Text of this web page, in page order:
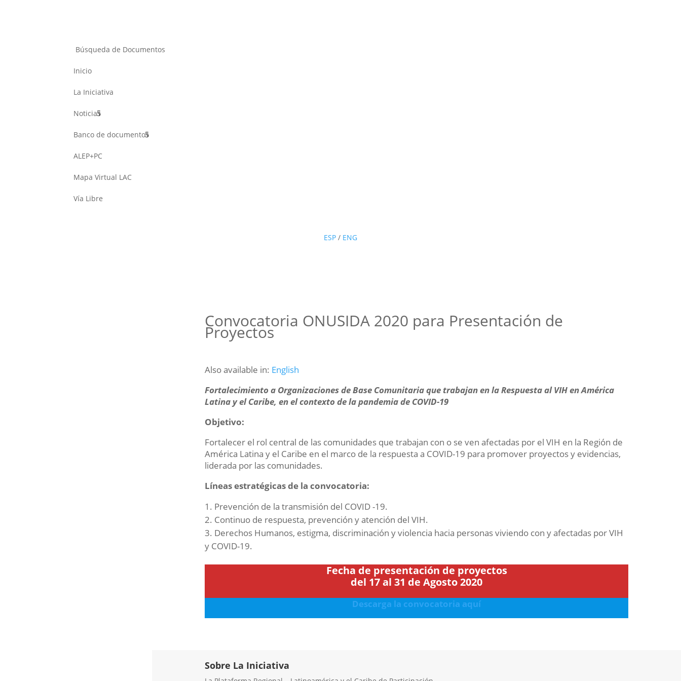
Búsqueda de Documentos
Inicio
La Iniciativa
Noticias
Banco de documentos
ALEP+PC
Mapa Virtual LAC
Vía Libre
ESP / ENG
Convocatoria ONUSIDA 2020 para Presentación de
Proyectos
Also available in: English
Fortalecimiento a Organizaciones de Base Comunitaria que trabajan en la Respuesta al VIH en América
Latina y el Caribe, en el contexto de la pandemia de COVID-19
Objetivo:
Fortalecer el rol central de las comunidades que trabajan con o se ven afectadas por el VIH en la Región de
América Latina y el Caribe en el marco de la respuesta a COVID-19 para promover proyectos y evidencias,
liderada por las comunidades.
Líneas estratégicas de la convocatoria:
Prevención de la transmisión del COVID -19.
Continuo de respuesta, prevención y atención del VIH.
Derechos Humanos, estigma, discriminación y violencia hacia personas viviendo con y afectadas por VIH
y COVID-19.
Fecha de presentación de proyectos
del 17 al 31 de Agosto 2020
Descarga la convocatoria aquí
Sobre La Iniciativa